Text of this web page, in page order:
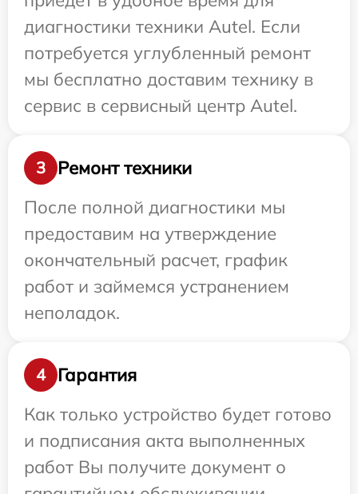
диагностики техники Autel. Если
потребуется углубленный ремонт
мы бесплатно доставим технику в
сервис в сервисный центр Autel.
3
Ремонт техники
После полной диагностики мы
предоставим на утверждение
окончательный расчет, график
работ и займемся устранением
неполадок.
4
Гарантия
Как только устройство будет готово
и подписания акта выполненных
работ Вы получите документ о